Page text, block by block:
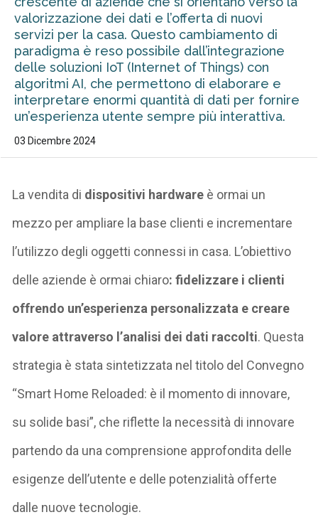
valorizzazione dei dati e l’offerta di nuovi
servizi per la casa. Questo cambiamento di
paradigma è reso possibile dall’integrazione
delle soluzioni IoT (Internet of Things) con
algoritmi AI, che permettono di elaborare e
interpretare enormi quantità di dati per fornire
un’esperienza utente sempre più interattiva.
03 Dicembre 2024
La vendita di dispositivi hardware è ormai un
mezzo per ampliare la base clienti e incrementare
l’utilizzo degli oggetti connessi in casa. L’obiettivo
delle aziende è ormai chiaro:fidelizzare i clienti
offrendo un’esperienza personalizzata e creare
valore attraverso l’analisi dei dati raccolti. Questa
strategia è stata sintetizzata nel titolo del Convegno
“Smart Home Reloaded: è il momento di innovare,
su solide basi”, che riflette la necessità di innovare
partendo da una comprensione approfondita delle
esigenze dell’utente e delle potenzialità offerte
dalle nuove tecnologie.